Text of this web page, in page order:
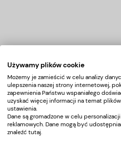
Używamy plików cookie
Możemy je zamieścić w celu analizy
ulepszenia naszej strony internetowej,
zapewnienia Państwu wspaniałego
uzyskać więcej informacji na temat
ustawienia.
Dane są gromadzone w celu
reklamowych. Dane mogą być
znaleźć tutaj.